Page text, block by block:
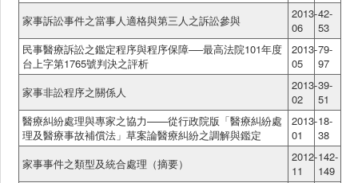
家事訴訟事件之當事人適格與第三人之訴訟參與
2013-
06
42-
53
民事醫療訴訟之鑑定程序與程序保障──最高法院101年度
台上字第1765號判決之評析
2013-
05
79-
97
家事非訟程序之關係人
2013-
02
39-
51
醫療糾紛處理與專家之協力——從行政院版「醫療糾紛處
理及醫療事故補償法」草案論醫療糾紛之調解與鑑定
2013-
01
18-
38
家事事件之類型及統合處理（摘要）
2012-
11
142-
149